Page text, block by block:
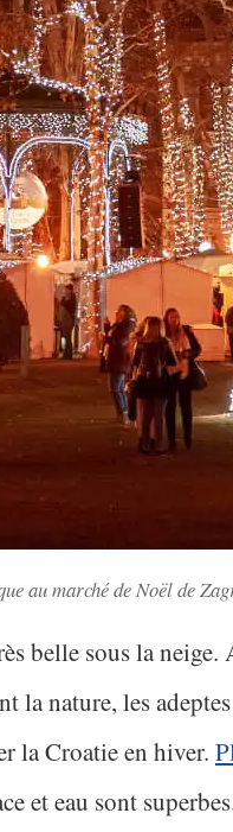
au marché de Noël de
belle sous la neige.
la nature, les
la Croatie en hiver.
et eau sont